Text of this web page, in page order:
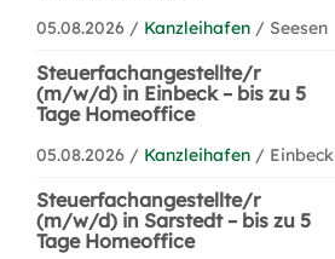
05.08.2026 / Kanzleihafen / Seesen
Steuerfachangestellte/r
(m/w/d) in Einbeck – bis zu 5
Tage Homeoffice
05.08.2026 / Kanzleihafen / Einbeck
Steuerfachangestellte/r
(m/w/d) in Sarstedt – bis zu 5
Tage Homeoffice